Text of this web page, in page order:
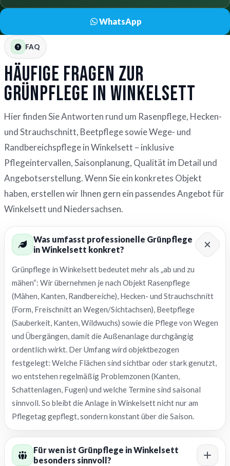
WhatsApp
FAQ
Häufige Fragen zur
Grünpflege in Winkelsett
Hier finden Sie Antworten rund um Rasenpflege, Hecken-
und Strauchschnitt, Beetpflege sowie Wege- und
Randbereichspflege in Winkelsett – inklusive
Pflegeintervallen, Saisonplanung, Qualität im Detail und
Angebotserstellung. Wenn Sie ein konkretes Objekt
haben, erstellen wir Ihnen gern ein passendes Angebot für
Winkelsett und Niedersachsen.
Was umfasst professionelle Grünpflege
in Winkelsett konkret?
Grünpflege in Winkelsett bedeutet mehr als „ab und zu
mähen“: Wir übernehmen je nach Objekt Rasenpflege
(Mähen, Kanten, Randbereiche), Hecken- und Strauchschnitt
(Form, Freischnitt an Wegen/Sichtachsen), Beetpflege
(Sauberkeit, Kanten, Wildwuchs) sowie die Pflege von Wegen
und Übergängen, damit die Außenanlage durchgängig
ordentlich wirkt. Der Umfang wird objektbezogen
festgelegt: Welche Flächen sind sichtbar oder stark genutzt,
wo entstehen regelmäßig Problemzonen (Kanten,
Schattenlagen, Fugen) und welche Termine sind saisonal
sinnvoll. So bleibt die Anlage in Winkelsett nicht nur am
Pflegetag gepflegt, sondern konstant über die Saison.
Für wen ist Grünpflege in Winkelsett
besonders sinnvoll?